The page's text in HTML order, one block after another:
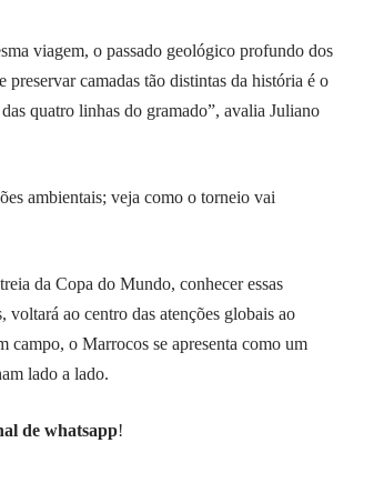
viagem, o passado geológico profundo dos
preservar camadas tão distintas da história é o
quatro linhas do gramado”, avalia Juliano
ambientais; veja como o torneio vai
da Copa do Mundo, conhecer essas
ao centro das atenções globais ao
campo, o Marrocos se apresenta como um
lado a lado.
de whatsapp!